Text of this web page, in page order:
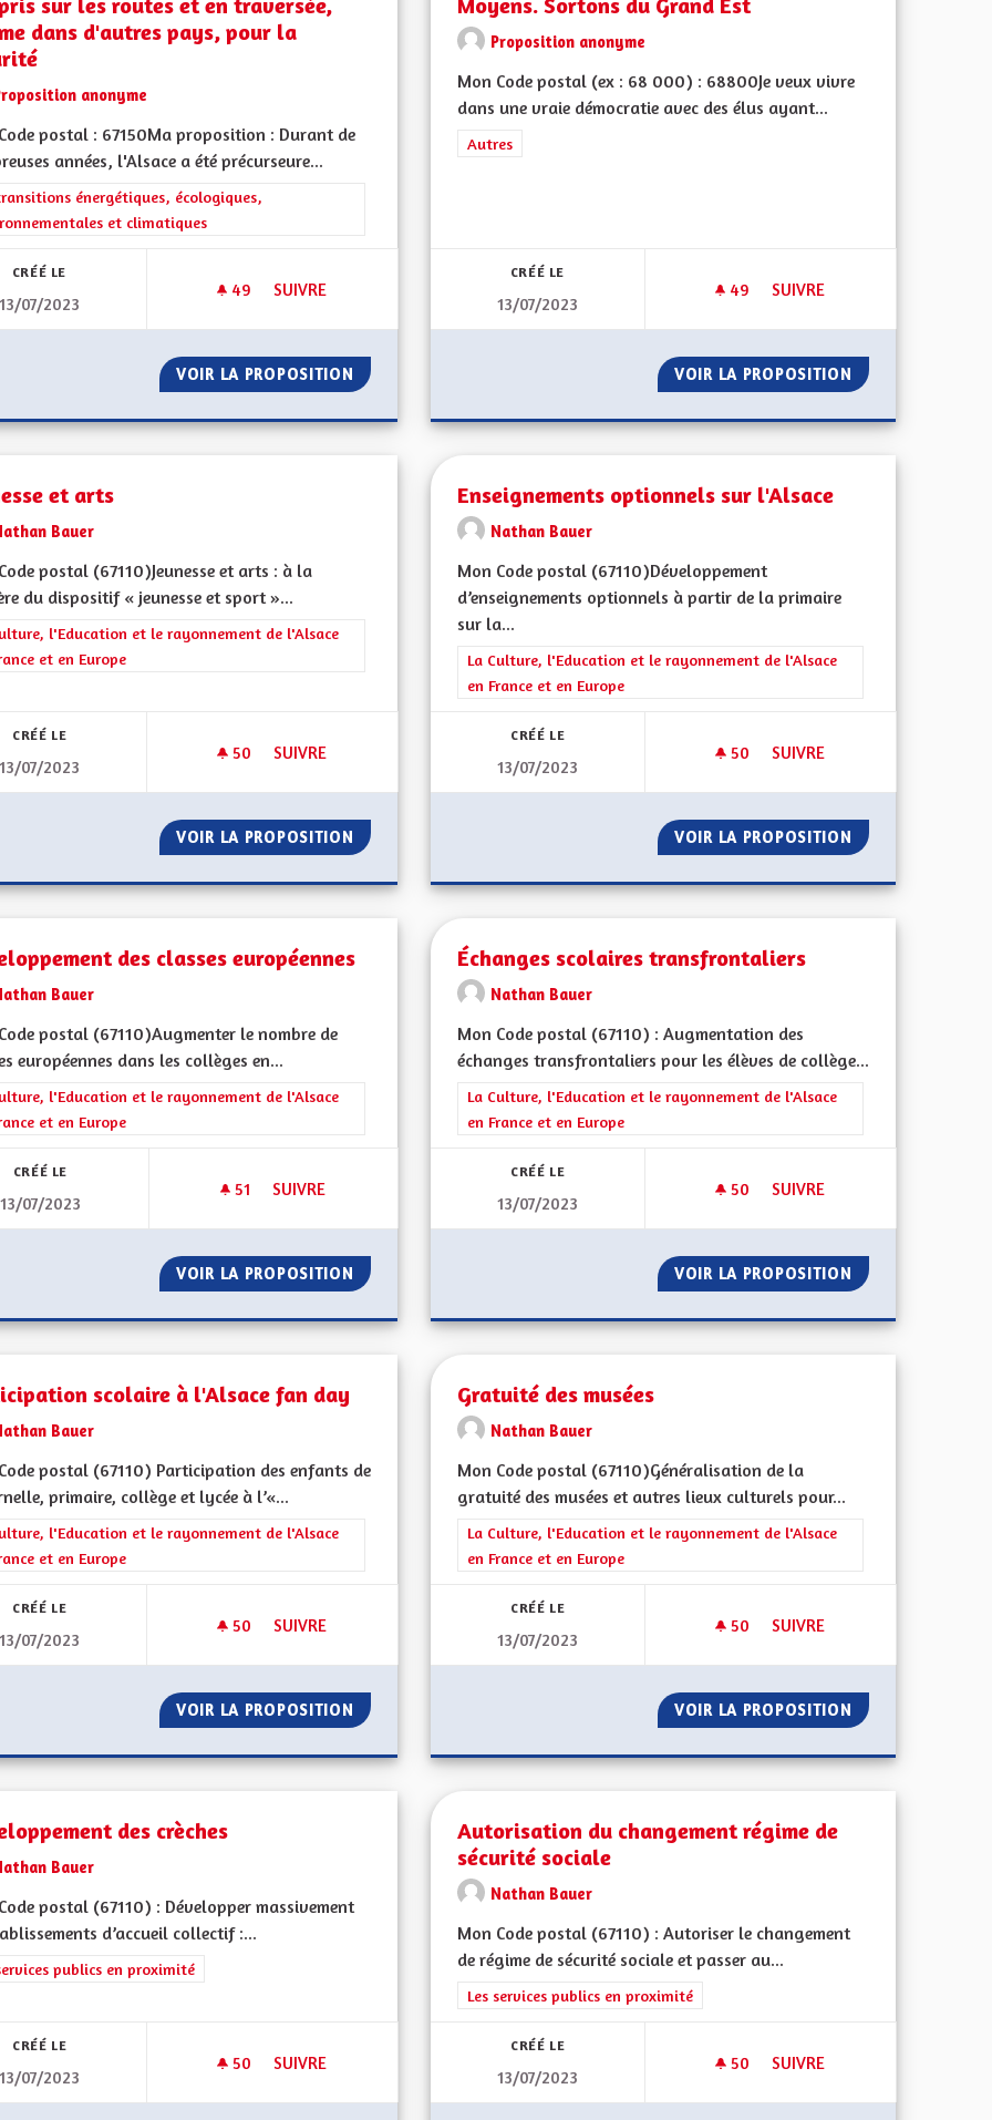
dans d'autres pays, pour la
anonyme
postal : 67150Ma proposition : Durant de
années, l'Alsace a été précurseure...
les résultats de la catégorie : Les transitions énergétiques, écologiques, environnementales et climatiques
énergétiques, écologiques,
et climatiques
CRÉÉ LE
13/07/2023
49 49 ABONNÉS
SUIVRE
COLORER LES PISTES CYCLABLES EN ROUGE Y COMPRIS SUR LES ROUTES ET EN TRAVERSÉE,
VOIR LA PROPOSITION COLORER LES PISTES CYCLABLES EN ROUGE Y COMPRIS SUR LES ROUTES ET
Proposition anonyme
Mon Code postal (ex : 68 000) : 68800Je veux vivre
dans une vraie démocratie avec des élus ayant...
Filtrer les résultats de la catégorie : Autres
Autres
CRÉÉ LE
13/07/2023
49 49 ABONNÉS
SUIVRE
VOIR LA PROPOSITION POUR UNE
et arts
Bauer
postal (67110)Jeunesse et arts : à la
du dispositif « jeunesse et sport »...
les résultats de la catégorie : La Culture, l'Education et le rayonnement de l'Alsace en France et en Europe
l'Education et le rayonnement de l'Alsace
et en Europe
CRÉÉ LE
13/07/2023
50 50 ABONNÉS
SUIVRE
VOIR LA PROPOSITION JEUNESSE ET ARTS
Enseignements optionnels sur l'Alsace
Nathan Bauer
Mon Code postal (67110)Développement
d’enseignements optionnels à partir de la primaire
sur la...
Filtrer les résultats de la catégorie : La Culture, l'Education et le
La Culture, l'Education et le rayonnement de l'Alsace
en France et en Europe
CRÉÉ LE
13/07/2023
50 50 ABONNÉS
SUIVRE
VOIR LA PROPOSITION
des classes européennes
Bauer
postal (67110)Augmenter le nombre de
européennes dans les collèges en...
les résultats de la catégorie : La Culture, l'Education et le rayonnement de l'Alsace en France et en Europe
l'Education et le rayonnement de l'Alsace
et en Europe
CRÉÉ LE
13/07/2023
51 51 ABONNÉS
SUIVRE
DÉVELOPPEMENT DES CLASSES EUROPÉENNES
VOIR LA PROPOSITION DÉVELOPPEMENT DES CLASSES EUROPÉENNES
Échanges scolaires transfrontaliers
Nathan Bauer
Mon Code postal (67110) : Augmentation des
échanges transfrontaliers pour les élèves de collège...
Filtrer les résultats de la catégorie : La Culture, l'Education et le
La Culture, l'Education et le rayonnement de l'Alsace
en France et en Europe
CRÉÉ LE
13/07/2023
50 50 ABONNÉS
SUIVRE
VOIR LA PROPOSITION ÉCHANGES
scolaire à l'Alsace fan day
Bauer
postal (67110) Participation des enfants de
primaire, collège et lycée à l’«...
les résultats de la catégorie : La Culture, l'Education et le rayonnement de l'Alsace en France et en Europe
l'Education et le rayonnement de l'Alsace
et en Europe
CRÉÉ LE
13/07/2023
50 50 ABONNÉS
SUIVRE
PARTICIPATION SCOLAIRE À L'ALSACE FAN DAY
VOIR LA PROPOSITION PARTICIPATION SCOLAIRE À L'ALSACE FAN DAY
Gratuité des musées
Nathan Bauer
Mon Code postal (67110)Généralisation de la
gratuité des musées et autres lieux culturels pour...
Filtrer les résultats de la catégorie : La Culture, l'Education et le
La Culture, l'Education et le rayonnement de l'Alsace
en France et en Europe
CRÉÉ LE
13/07/2023
50 50 ABONNÉS
SUIVRE
VOIR LA PROPOSITION GRATUITÉ DES
des crèches
Bauer
postal (67110) : Développer massivement
d’accueil collectif :...
les résultats de la catégorie : Les services publics en proximité
publics en proximité
CRÉÉ LE
13/07/2023
50 50 ABONNÉS
SUIVRE
DÉVELOPPEMENT DES CRÈCHES
Autorisation du changement régime de
sécurité sociale
Nathan Bauer
Mon Code postal (67110) : Autoriser le changement
de régime de sécurité sociale et passer au...
Filtrer les résultats de la catégorie : Les services publics en proximité
Les services publics en proximité
CRÉÉ LE
13/07/2023
50 50 ABONNÉS
SUIVRE